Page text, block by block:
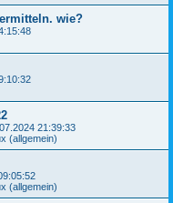
wie?
21:39:33
(allgemein)
(allgemein)